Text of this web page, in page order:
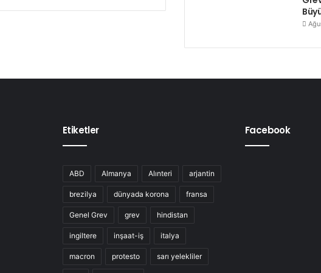
Etiketler
ABD Almanya Alınteri arjantin
brezilya dünyada korona fransa
Genel Grev grev hindistan
ingiltere inşaat-iş italya
macron protesto sarı yelekliler
Facebook